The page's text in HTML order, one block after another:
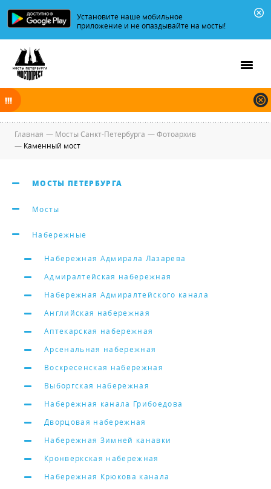
Установите наше мобильное
приложение и не опаздывайте на мосты!
В ночь на 08.08.2026 мосты по Неве и Большой Неве разводятся по
графику.
Главная — Мосты Санкт-Петербурга —Фотоархив
— Каменный мост
МОСТЫ ПЕТЕРБУРГА
Мосты
Набережные
Набережная Адмирала Лазарева
Адмиралтейская набережная
Набережная Адмиралтейского канала
Английская набережная
Аптекарская набережная
Арсенальная набережная
Воскресенская набережная
Выборгская набережная
Набережная канала Грибоедова
Дворцовая набережная
Набережная Зимней канавки
Кронверкская набережная
Набережная Крюкова канала